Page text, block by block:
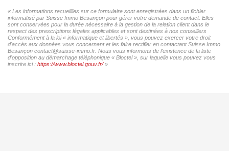
« Les informations recueillies sur ce formulaire sont enregistrées dans un fichier
informatisé par Suisse Immo Besançon pour gérer votre demande de contact. Elles
sont conservées pour la durée nécessaire à la gestion de la relation client dans le
respect des prescriptions légales applicables et sont destinées à nos conseillers
Conformément à la loi « informatique et libertés », vous pouvez exercer votre droit
d'accès aux données vous concernant et les faire rectifier en contactant Suisse Immo
Besançon contact@suisse-immo.fr. Nous vous informons de l'existence de la liste
d'opposition au démarchage téléphonique « Bloctel », sur laquelle vous pouvez vous
inscrire ici : https://www.bloctel.gouv.fr/»